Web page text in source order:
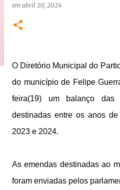
em abril 20, 2024
O Diretório Municipal do
do município de Felipe
feira(19) um balanço das
destinadas entre os anos
2023 e 2024.
As emendas destinadas ao
foram enviadas pelos